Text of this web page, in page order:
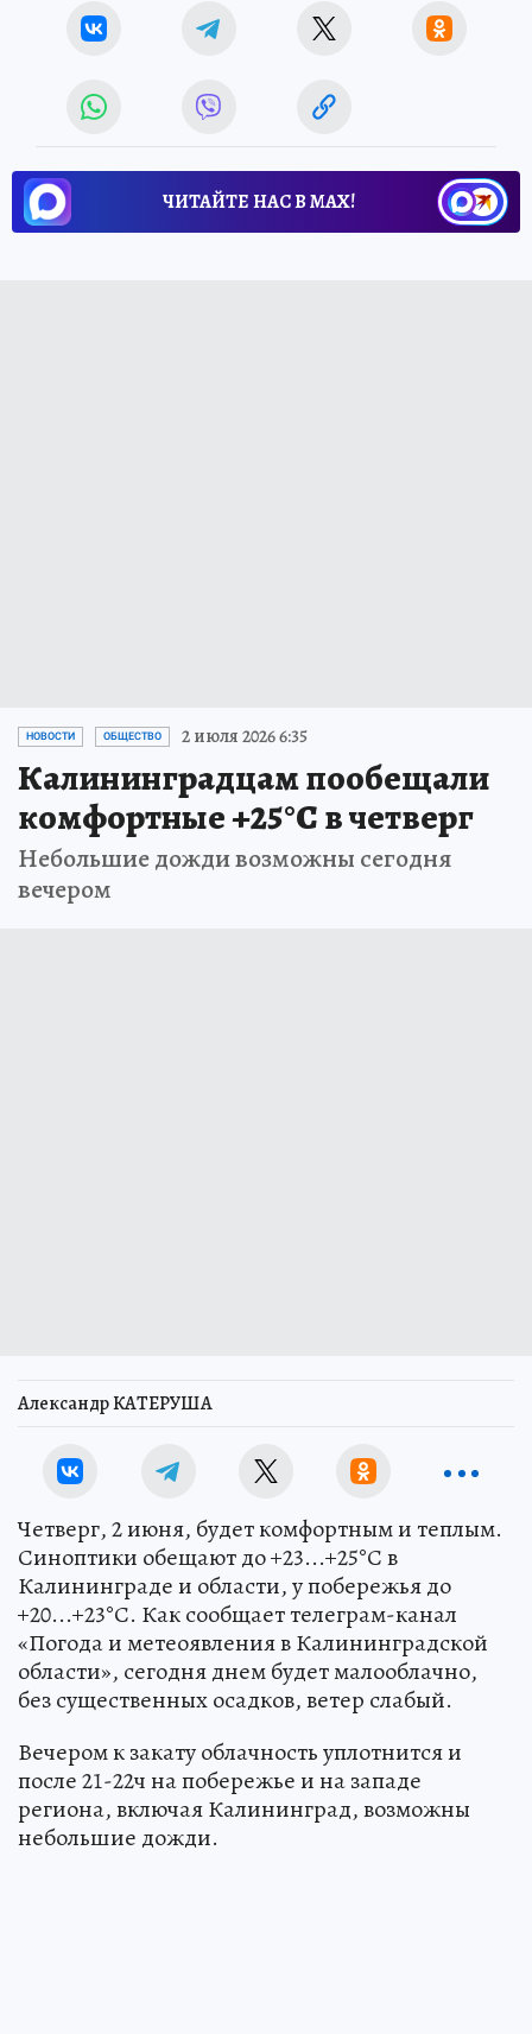
ЧИТАЙТЕ НАС В МАХ!
НОВОСТИ ОБЩЕСТВО 2 июля 2026 6:35
Калининградцам пообещали
комфортные +25°С в четверг
Небольшие дожди возможны сегодня
вечером
Александр КАТЕРУША
Четверг, 2 июня, будет комфортным и теплым.
Синоптики обещают до +23...+25°С в
Калининграде и области, у побережья до
+20...+23°С. Как сообщает телеграм-канал
«Погода и метеоявления в Калининградской
области», сегодня днем будет малооблачно,
без существенных осадков, ветер слабый.
Вечером к закату облачность уплотнится и
после 21-22ч на побережье и на западе
региона, включая Калининград, возможны
небольшие дожди.